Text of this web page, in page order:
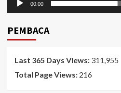
00:00
PEMBACA
Last 365 Days Views: 311,955
Total Page Views: 216